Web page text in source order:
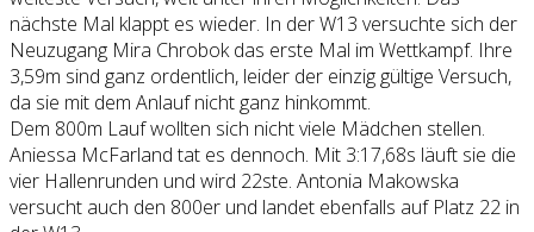
nächste Mal klappt es wieder. In der W13 versuchte sich der
Neuzugang Mira Chrobok das erste Mal im Wettkampf. Ihre
3,59m sind ganz ordentlich, leider der einzig gültige Versuch,
da sie mit dem Anlauf nicht ganz hinkommt.
Dem 800m Lauf wollten sich nicht viele Mädchen stellen.
Aniessa McFarland tat es dennoch. Mit 3:17,68s läuft sie die
vier Hallenrunden und wird 22ste. Antonia Makowska
versucht auch den 800er und landet ebenfalls auf Platz 22 in